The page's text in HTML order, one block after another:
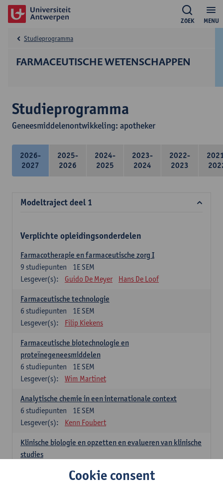
MENU
ZOEK
FARMACEUTISCHE WETENSCHAPPEN
Studieprogramma
Studieprogramma
Geneesmiddelenontwikkeling: apotheker
2026-
2027
2025-
2026
2024-
2025
2023-
2024
2022-
2023
Modeltraject deel 1
Verplichte opleidingsonderdelen
Farmacotherapie en farmaceutische zorg I
1E SEM
9 studiepunten
Lesgever(s):
Guido De Meyer Hans De Loof
Farmaceutische technologie
1E SEM
6 studiepunten
Lesgever(s):
Filip Kiekens
Farmaceutische biotechnologie en
proteïnegeneesmiddelen
1E SEM
6 studiepunten
Lesgever(s):
Wim Martinet
Analytische chemie in een internationale context
1E SEM
6 studiepunten
Lesgever(s):
Kenn Foubert
Klinische biologie en opzetten en evalueren van klinische
studies
Kathleen Deiteren
Judith Leurs
Cookie consent